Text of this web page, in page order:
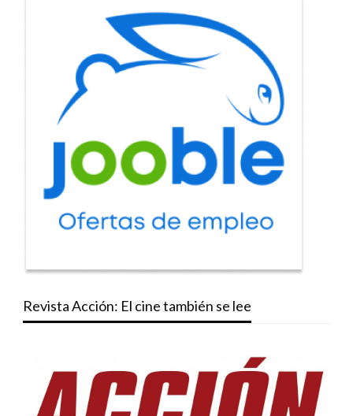
Revista Acción: El cine también se lee